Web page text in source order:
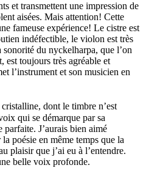
et transmettent une impression de
aisées. Mais attention! Cette
fameuse expérience! Le cistre est
indéfectible, le violon est très
du nyckelharpa, que l’on
est toujours très agréable et
l’instrument et son musicien en
dont le timbre n’est
qui se démarque par sa
parfaite. J’aurais bien aimé
poésie en même temps que la
plaisir que j’ai eu à l’entendre.
belle voix profonde.